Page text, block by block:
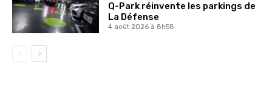
Q-Park réinvente les parkings de
La Défense
4 août 2026 à 8h58